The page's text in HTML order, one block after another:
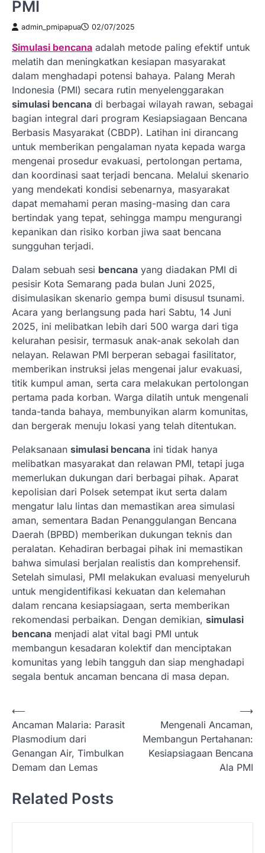
PMI
admin_pmipapua 02/07/2025
Simulasi bencana adalah metode paling efektif untuk
melatih dan meningkatkan kesiapan masyarakat
dalam menghadapi potensi bahaya. Palang Merah
Indonesia (PMI) secara rutin menyelenggarakan
simulasi bencana di berbagai wilayah rawan, sebagai
bagian integral dari program Kesiapsiagaan Bencana
Berbasis Masyarakat (CBDP). Latihan ini dirancang
untuk memberikan pengalaman nyata kepada warga
mengenai prosedur evakuasi, pertolongan pertama,
dan koordinasi saat terjadi bencana. Melalui skenario
yang mendekati kondisi sebenarnya, masyarakat
dapat memahami peran masing-masing dan cara
bertindak yang tepat, sehingga mampu mengurangi
kepanikan dan risiko korban jiwa saat bencana
sungguhan terjadi.
Dalam sebuah sesi bencana yang diadakan PMI di
pesisir Kota Semarang pada bulan Juni 2025,
disimulasikan skenario gempa bumi disusul tsunami.
Acara yang berlangsung pada hari Sabtu, 14 Juni
2025, ini melibatkan lebih dari 500 warga dari tiga
kelurahan pesisir, termasuk anak-anak sekolah dan
nelayan. Relawan PMI berperan sebagai fasilitator,
memberikan instruksi jelas mengenai jalur evakuasi,
titik kumpul aman, serta cara melakukan pertolongan
pertama pada korban. Warga dilatih untuk mengenali
tanda-tanda bahaya, membunyikan alarm komunitas,
dan bergerak menuju lokasi yang telah ditentukan.
Pelaksanaan simulasi bencana ini tidak hanya
melibatkan masyarakat dan relawan PMI, tetapi juga
memerlukan dukungan dari berbagai pihak. Aparat
kepolisian dari Polsek setempat ikut serta dalam
mengatur lalu lintas dan memastikan area simulasi
aman, sementara Badan Penanggulangan Bencana
Daerah (BPBD) memberikan dukungan teknis dan
peralatan. Kehadiran berbagai pihak ini memastikan
bahwa simulasi berjalan realistis dan komprehensif.
Setelah simulasi, PMI melakukan evaluasi menyeluruh
untuk mengidentifikasi kekuatan dan kelemahan
dalam rencana kesiapsiagaan, serta memberikan
rekomendasi perbaikan. Dengan demikian, simulasi
bencana menjadi alat vital bagi PMI untuk
membangun kesadaran kolektif dan menciptakan
komunitas yang lebih tangguh dan siap menghadapi
segala bentuk ancaman bencana di masa depan.
N
a
v
i
a
⟵
Ancaman Malaria: Parasit
Plasmodium dari
Genangan Air, Timbulkan
Demam dan Lemas
Mengenali Ancaman,
Membangun Pertahanan:
Kesiapsiagaan Bencana
Ala PMI
⟶
Related Posts